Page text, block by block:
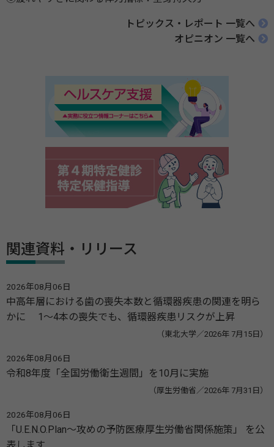
トピックス・レポート 一覧へ
オピニオン 一覧へ
関連資料・リリース
2026年08月06日
中高年層における歯の喪失本数と循環器疾患の関連を明ら
かに 1～4本の喪失でも、循環器疾患リスクが上昇
（東北大学／2026年 7月15日）
2026年08月06日
令和8年度「全国労働衛生週間」を10月に実施
（厚生労働省／2026年 7月31日）
2026年08月06日
「U.E.N.O.Plan～攻めの予防医療厚生労働省関係施策」 を公